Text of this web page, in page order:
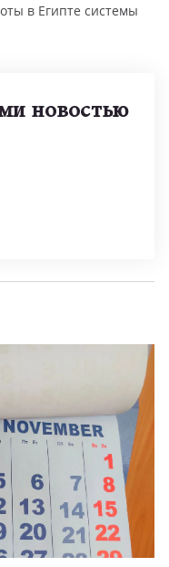
в Египте системы
новостью